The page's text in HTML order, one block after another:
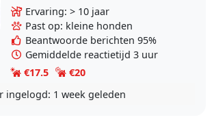
nature rustig en geduldig. Vind het
belangrijk dat een hond zijn
energie kwijt kan en..
Ervaring: > 10 jaar
Past op: kleine honden
Beantwoorde berichten 95%
Gemiddelde reactietijd 3 uur
€17.5
€20
ingelogd: 1 week geleden